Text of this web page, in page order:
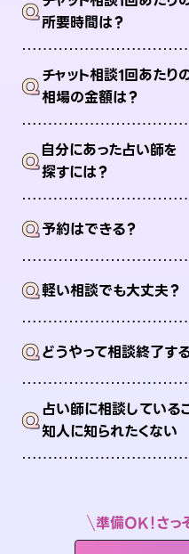
Q所要時間は？
Qチャット相談1回あたり
相場の金額は？
Q自分にあった占い師を
探すには？
Q予約はできる？
Q軽い相談でも大丈夫？
Qどうやって相談終了す
Q占い師に相談している
知人に知られたくない
準備OK！さっ